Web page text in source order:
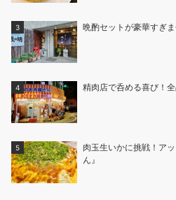
晩酌セットが豪華すぎ
精肉店で呑める喜び！
肉玉生いかに挑戦！ア
ん』